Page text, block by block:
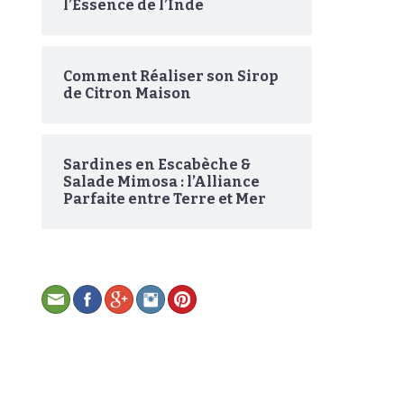
l’Essence de l’Inde
Comment Réaliser son Sirop
de Citron Maison
Sardines en Escabèche &
Salade Mimosa : l’Alliance
Parfaite entre Terre et Mer